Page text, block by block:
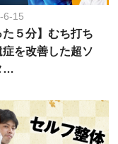
6-15
た５分】むち打ち
症を改善した超ソ
…